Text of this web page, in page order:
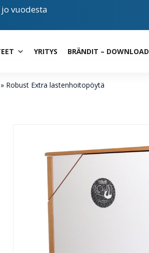
vuodesta
YRITYS BRÄNDIT – DOWNLOAD
» Robust Extra lastenhoitopöytä